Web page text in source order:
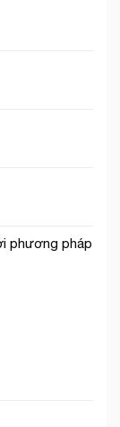
phương pháp